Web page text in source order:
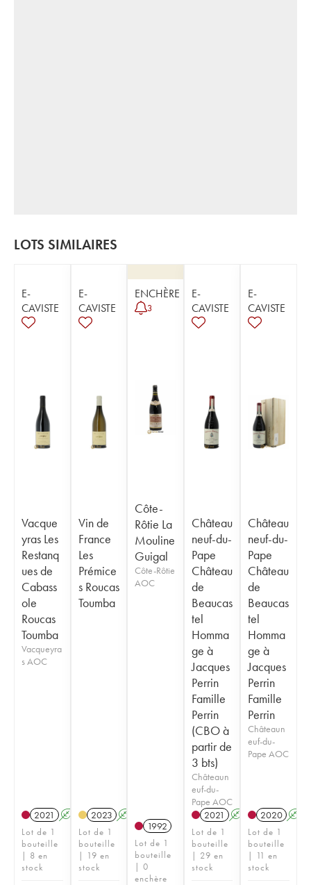
LOTS SIMILAIRES
E-
CAVISTE
Vacque
yras Les
Restanq
ues de
Cabass
ole
Roucas
Toumba
Vacqueyra
s AOC
2021 A
Lot de 1
bouteille
| 8 en
stock
E-
CAVISTE
Vin de
France
Les
Prémice
s Roucas
Toumba
2023 A
Lot de 1
bouteille
| 19 en
stock
ENCHÈRE
3
Côte-
Rôtie La
Mouline
Guigal
Côte-Rôtie
AOC
1992
Lot de 1
bouteille
| 0
enchère
E-
CAVISTE
Château
neuf-du-
Pape
Château
de
Beaucas
tel
Homma
ge à
Jacques
Perrin
Famille
Perrin
(CBO à
partir de
3 bts)
Châteaun
euf-du-
Pape AOC
2021 A T
Lot de 1
bouteille
| 29 en
stock
E-
CAVISTE
Château
neuf-du-
Pape
Château
de
Beaucas
tel
Homma
ge à
Jacques
Perrin
Famille
Perrin
Châteaun
euf-du-
Pape AOC
2020 A
Lot de 1
bouteille
| 11 en
stock